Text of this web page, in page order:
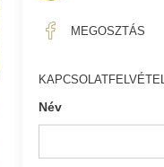
MEGOSZTÁS
KAPCSOLATFELVÉTEL
Név